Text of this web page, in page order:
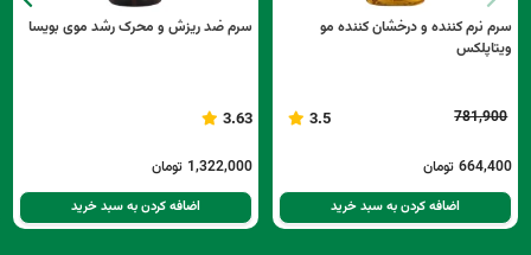
سرم نرم کننده و درخشان کننده مو
ویتاپلکس
781,900
3.5
664,400 تومان
اضافه کردن به سبد خرید
سرم ضد ریزش و محرک رشد موی بویسا
3.63
1,322,000 تومان
اضافه کردن به سبد خرید